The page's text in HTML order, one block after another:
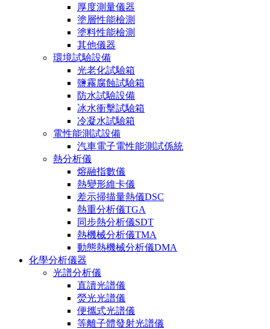
厚度測量儀器
塗層性能檢測
塗料性能檢測
其他儀器
環境試驗設備
光老化試驗箱
鹽霧腐蝕試驗箱
防水試驗設備
冰水衝擊試驗箱
冷凝水試驗箱
電性能測試設備
汽車電子電性能測試係統
熱分析儀
熔融指數儀
熱變形維卡儀
差示掃描量熱儀DSC
熱重分析儀TGA
同步熱分析儀SDT
熱機械分析儀TMA
動態熱機械分析儀DMA
化學分析儀器
光譜分析儀
直讀光譜儀
熒光光譜儀
便攜式光譜儀
等離子體發射光譜儀